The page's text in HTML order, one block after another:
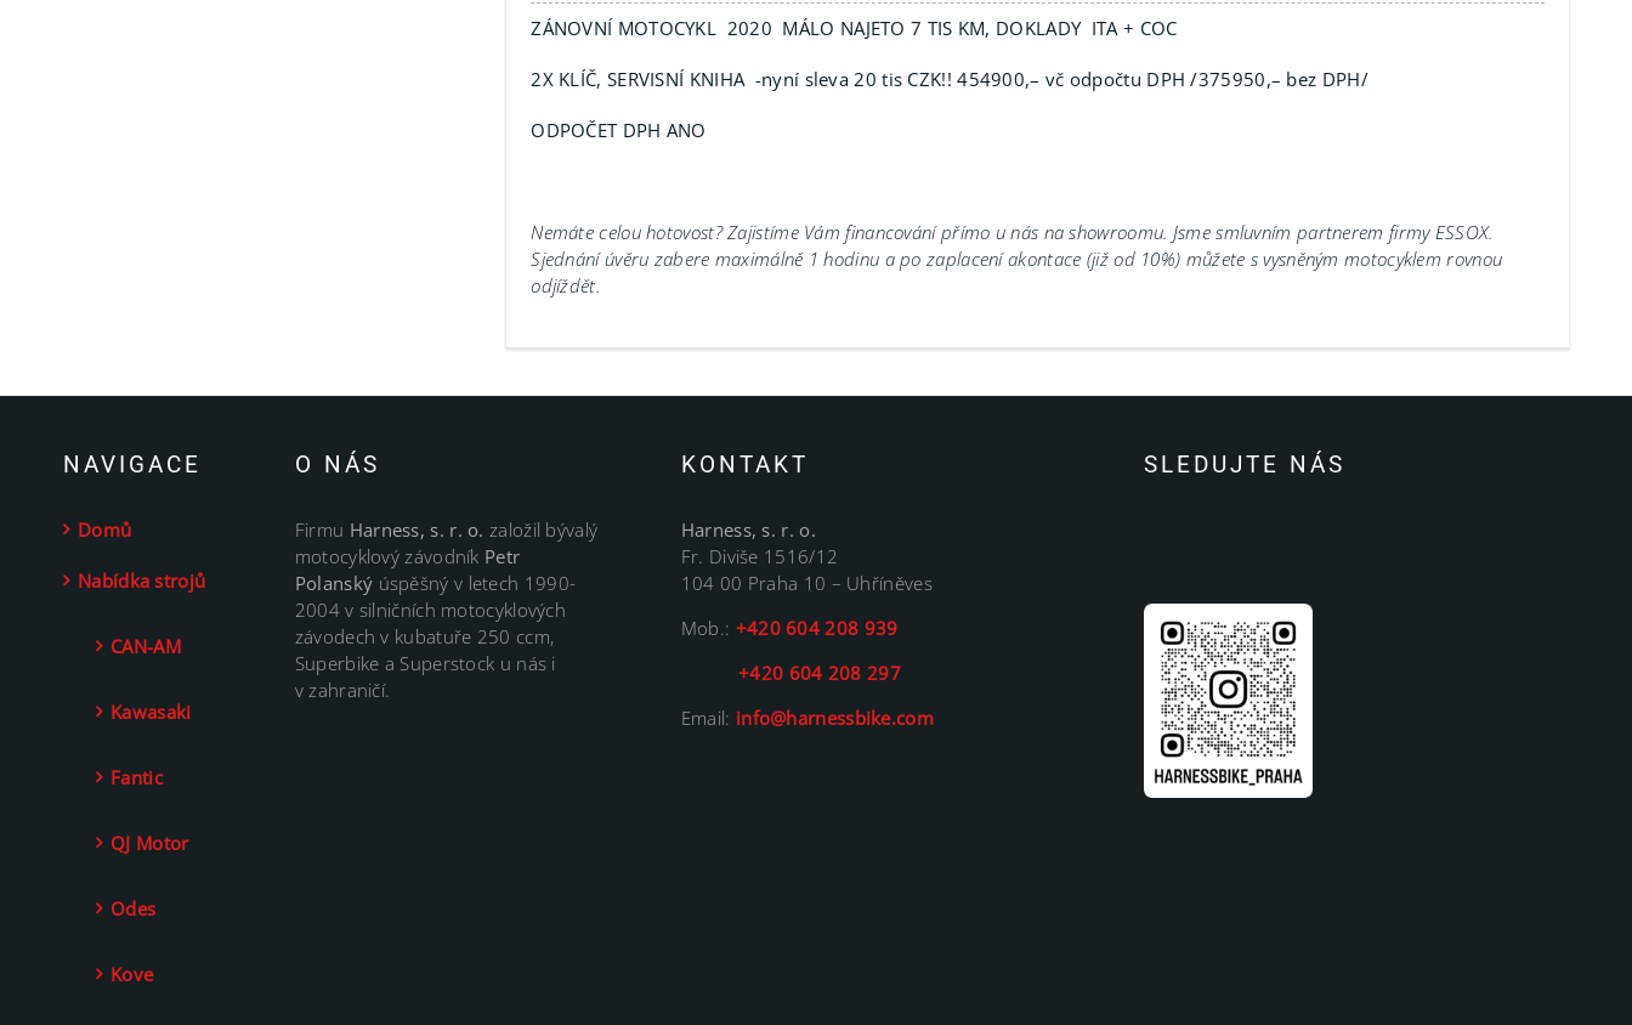
ZÁNOVNÍ MOTOCYKL 2020 MÁLO NAJETO 7 TIS KM, DOKLADY ITA + COC
2X KLÍČ, SERVISNÍ KNIHA -nyní sleva 20 tis CZK!! 454900,– vč odpočtu DPH /375950,– bez DPH/
ODPOČET DPH ANO
Nemáte celou hotovost? Zajistíme Vám financování přímo u nás na showroomu. Jsme smluvním partnerem firmy ESSOX.
Sjednání úvěru zabere maximálně 1 hodinu a po zaplacení akontace (již od 10%) můžete s vysněným motocyklem rovnou
odjíždět.
NAVIGACE
Domů
Nabídka strojů
CAN-AM
Kawasaki
Fantic
QJ Motor
Odes
Kove
O NÁS
Firmu Harness, s. r. o.založil bývalý
motocyklový závodník Petr
Polanský úspěšný v letech 1990-
2004 v silničních motocyklových
závodech v kubatuře 250 ccm,
Superbike a Superstock u nás i
v zahraničí.
KONTAKT
Harness, s. r. o.
Fr. Diviše 1516/12
104 00 Praha 10 – Uhříněves
Mob.: +420 604 208 939
+420 604 208 297
Email: info@harnessbike.com
SLEDUJTE NÁS